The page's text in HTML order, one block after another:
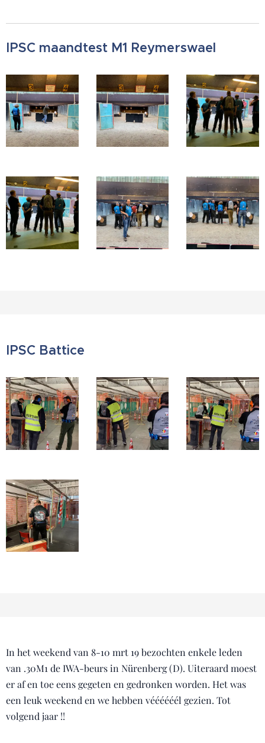
IPSC maandtest M1 Reymerswael
IPSC Battice
In het weekend van 8-10 mrt 19 bezochten enkele leden
van .30M1 de IWA-beurs in Nürenberg (D). Uiteraard moest
er af en toe eens gegeten en gedronken worden. Het was
een leuk weekend en we hebben véééééél gezien. Tot
volgend jaar !!